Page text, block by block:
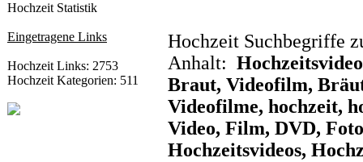
Hochzeit Statistik
Eingetragene Links
Hochzeit Links: 2753
Hochzeit Kategorien: 511
Hochzeit Suchbegriffe
Anhalt:
Braut, Videofilm,
Videofilme, hochzeit,
Video, Film, DVD,
Hochzeitsvideos,